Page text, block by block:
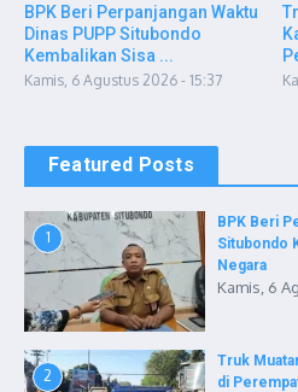
BPK Beri Perpanjangan Waktu
Dinas PUPP Situbondo
Kembalikan Sisa ...
Kamis, 6 Agustus 2026 - 15:37
Featured Posts
1
BPK Beri
Situbondo
Negara
Kamis, 6
2
Truk
di